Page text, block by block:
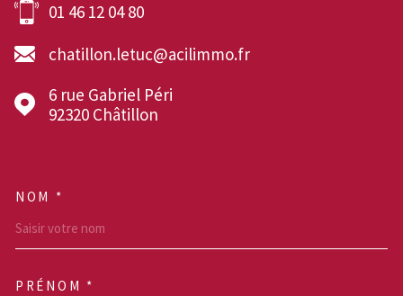
01 46 12 04 80
chatillon.letuc@acilimmo.fr
6 rue Gabriel Péri
92320
Châtillon
NOM *
PRÉNOM *